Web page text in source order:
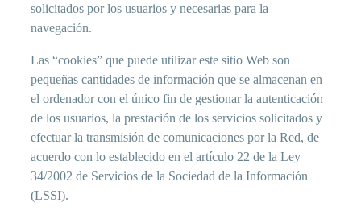
solicitados por los usuarios y necesarias para la
navegación.
Las “cookies” que puede utilizar este sitio Web son
pequeñas cantidades de información que se almacenan en
el ordenador con el único fin de gestionar la autenticación
de los usuarios, la prestación de los servicios solicitados y
efectuar la transmisión de comunicaciones por la Red, de
acuerdo con lo establecido en el artículo 22 de la Ley
34/2002 de Servicios de la Sociedad de la Información
(LSSI).